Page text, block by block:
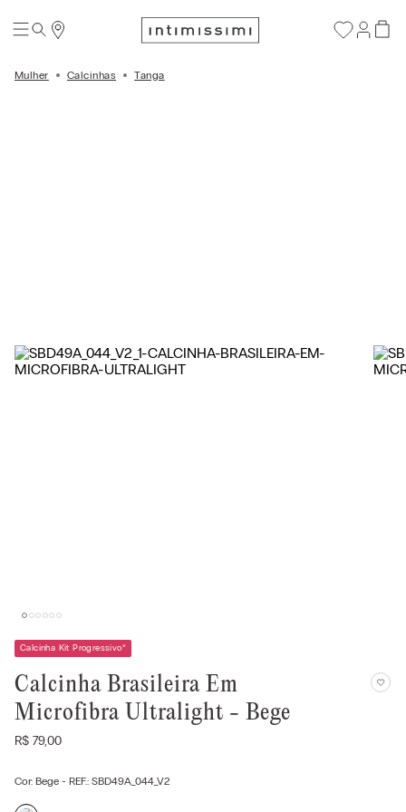
Mulher Calcinhas Tanga
Calcinha Kit Progressivo*
Calcinha Brasileira Em
Microfibra Ultralight - Bege
R$ 79,00
Cor: Bege - REF.: SBD49A_044_V2